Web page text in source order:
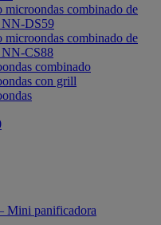
microondas combinado de
NN-DS59
microondas combinado de
CS88
combinado
con grill
Mini panificadora